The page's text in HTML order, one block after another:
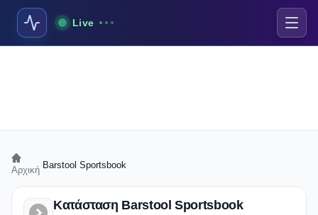
Live
Αρχική Barstool Sportsbook
Κατάσταση Barstool Sportsbook